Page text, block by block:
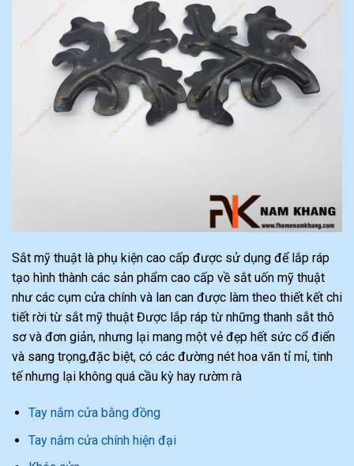
Sắt mỹ thuật là phụ kiện cao cấp được sử dụng để lắp ráp
tạo hình thành các sản phẩm cao cấp về sắt uốn mỹ thuật
như các cụm cửa chính và lan can được làm theo thiết kết chi
tiết rời từ sắt mỹ thuật Được lắp ráp từ những thanh sắt thô
sơ và đơn giản, nhưng lại mang một vẻ đẹp hết sức cổ điển
và sang trọng,đặc biệt, có các đường nét hoa văn tỉ mỉ, tinh
tế nhưng lại không quá cầu kỳ hay rườm rà
Tay nắm cửa bằng đồng
Tay nắm cửa chính hiện đại